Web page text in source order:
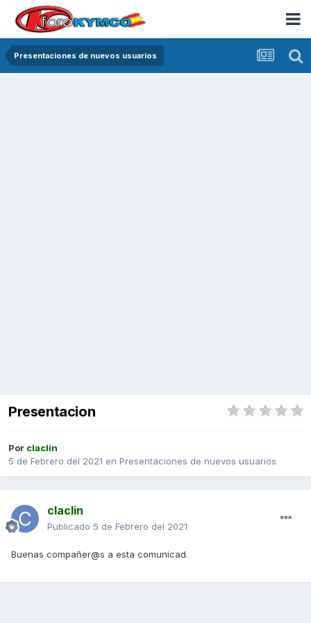
Presentaciones de nuevos usuarios
Presentacion
Por claclin
5 de Febrero del 2021 en Presentaciones de nuevos usuarios
claclin
Publicado 5 de Febrero del 2021
Buenas compañer@s a esta comunicad.